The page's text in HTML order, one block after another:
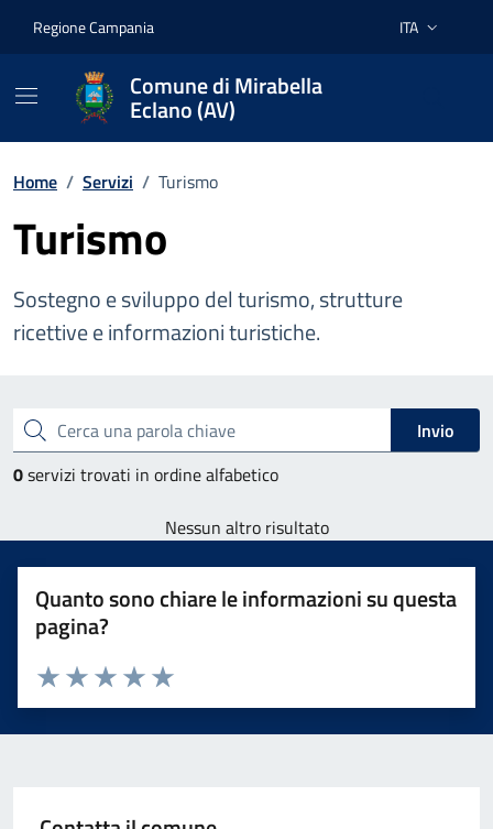
Regione Campania Lingua attiva:
ITA
Comune di Mirabella
Eclano (AV)
Home / Servizi / Turismo
Turismo
Sostegno e sviluppo del turismo, strutture
ricettive e informazioni turistiche.
Cerca una parola chiave
Invio
0servizi trovati in ordine alfabetico
Nessun altro risultato
Quanto sono chiare le informazioni su questa
pagina?
Valuta 5 stelle su 5
Valuta 4 stelle su 5
Valuta 3 stelle su 5
Valuta 2 stelle su 5
Valuta 1 stelle su 5